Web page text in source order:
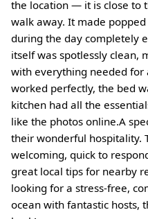
the location — it is close to
walk away. It made
during the day completely
itself was spotlessly clean,
with everything needed for
worked perfectly, the bed
kitchen had all the
like the photos online.A
their wonderful hospitality.
welcoming, quick to
great local tips for nearby
looking for a stress-free,
ocean with fantastic hosts,